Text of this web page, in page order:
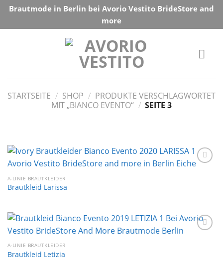
Skip
content
Brautmode in Berlin bei Avorio Vestito BrideStore and
more
STARTSEITE / SHOP / PRODUKTE VERSCHLAGWORTET
MIT „BIANCO EVENTO“ / SEITE 3
A-LINIE BRAUTKLEIDER
Brautkleid Larissa
A-LINIE BRAUTKLEIDER
Brautkleid Letizia